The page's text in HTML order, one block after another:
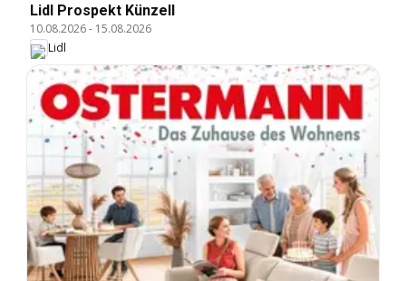
Lidl Prospekt Künzell
10.08.2026- 15.08.2026
Lidl